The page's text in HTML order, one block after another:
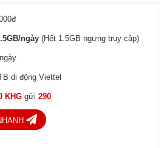
ngày (Hết 1.5GB ngưng truy cập)
di động Viettel
KHGgửi290